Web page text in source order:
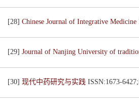
[28] Chinese Journal of Integrative Medicine
[29] Journal of Nanjing University of
[30] 现代中药研究与实践 ISSN:1673-